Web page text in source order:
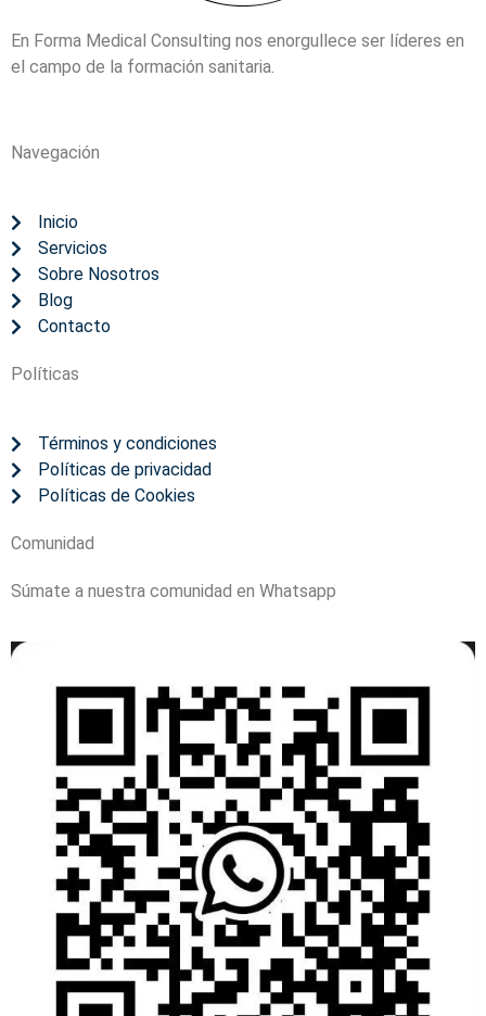
En Forma Medical Consulting nos enorgullece ser líderes en
el campo de la formación sanitaria.
Navegación
Inicio
Servicios
Sobre Nosotros
Blog
Contacto
Políticas
Términos y condiciones
Políticas de privacidad
Políticas de Cookies
Comunidad
Súmate a nuestra comunidad en Whatsapp